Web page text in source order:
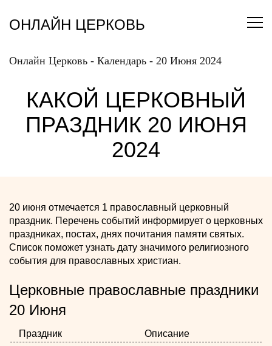
содержанию
ОНЛАЙН ЦЕРКОВЬ
Онлайн Церковь - Календарь - 20 Июня 2024
КАКОЙ ЦЕРКОВНЫЙ
ПРАЗДНИК 20 ИЮНЯ
2024
20 июня отмечается 1 православный церковный
праздник. Перечень событий информирует о церковных
праздниках, постах, днях почитания памяти святых.
Список поможет узнать дату значимого религиозного
события для православных христиан.
Церковные православные праздники
20 Июня
Праздник
Описание